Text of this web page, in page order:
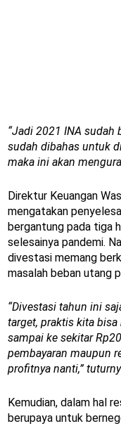
“Jadi 2021 INA sudah
sudah dibahas untuk
maka ini akan
Direktur Keuangan
mengatakan
bergantung pada tiga
selesainya pandemi.
divestasi memang
masalah beban utang
“Divestasi tahun ini
target, praktis kita
sampai ke sekitar
pembayaran maupun
profitnya nanti,”
Kemudian, dalam hal
berupaya untuk